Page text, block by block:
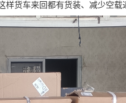
货车来回都有货装、减少空载